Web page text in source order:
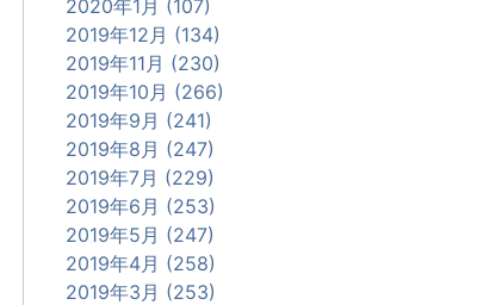
2020年1月 (107)
2019年12月 (134)
2019年11月 (230)
2019年10月 (266)
2019年9月 (241)
2019年8月 (247)
2019年7月 (229)
2019年6月 (253)
2019年5月 (247)
2019年4月 (258)
2019年3月 (253)